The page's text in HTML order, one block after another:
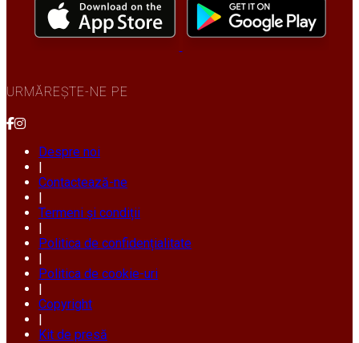
URMĂREȘTE-NE PE
Despre noi
|
Contactează-ne
|
Termeni și condiții
|
Politica de confidențialitate
|
Politica de cookie-uri
|
Copyright
|
Kit de presă